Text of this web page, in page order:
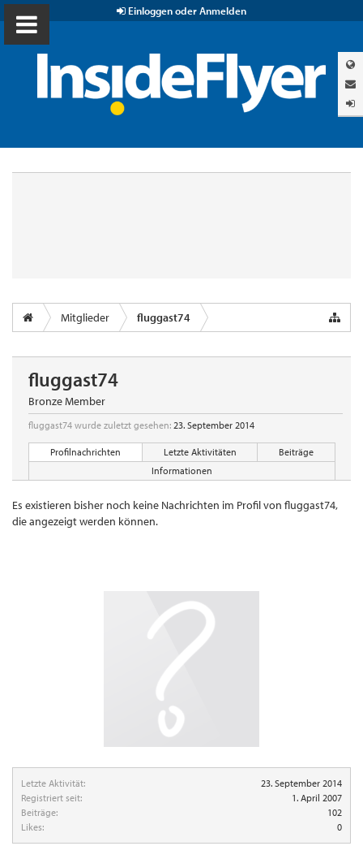
Einloggen oder Anmelden
Mitglieder fluggast74
Letzte Aktivität:
23. September 2014
Registriert seit:
1. April 2007
Beiträge:
102
Likes:
0
fluggast74
Bronze Member
fluggast74 wurde zuletzt gesehen: 23. September 2014
Profilnachrichten Letzte Aktivitäten
Beiträge
Informationen
Es existieren bisher noch keine Nachrichten im Profil von fluggast74,
die angezeigt werden können.